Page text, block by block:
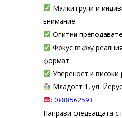
Малки групи и
внимание
Опитни
Фокус върху
формат
Увереност и високи
Младост 1, ул.
: 0888562593
Направи следващата